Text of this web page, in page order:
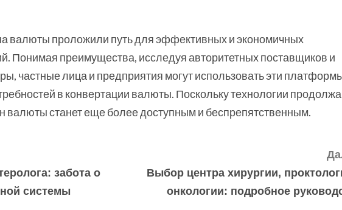
валюты проложили путь для эффективных и экономичных
Понимая преимущества, исследуя авторитетных поставщиков и
частные лица и предприятия могут использовать эти
в конвертации валюты. Поскольку технологии
валюты станет еще более доступным и беспрепятственным.
забота о
системы
Выбор центра хирургии,
онкологии: подробное